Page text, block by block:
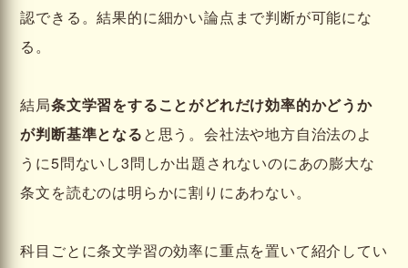
認できる。結果的に細かい論点まで判断が可能にな
る。
結局条文学習をすることがどれだけ効率的かどうか
が判断基準となると思う。会社法や地方自治法のよ
うに5問ないし3問しか出題されないのにあの膨大な
条文を読むのは明らかに割りにあわない。
科目ごとに条文学習の効率に重点を置いて紹介してい